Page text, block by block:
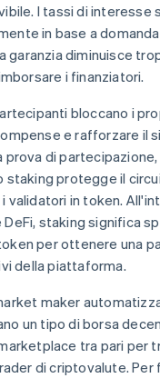
I tassi di interesse
in base a
garanzia diminuisce
i finanziatori.
bloccano i
e rafforzare il
prova di
staking protegge il
validatori in token.
staking significa
per ottenere una
della piattaforma.
maker
un tipo di borsa
tra pari per
di criptovalute. Per